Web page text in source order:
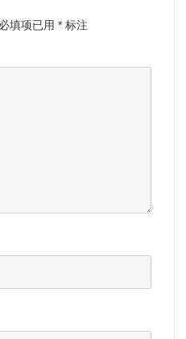
必填项已用 * 标注